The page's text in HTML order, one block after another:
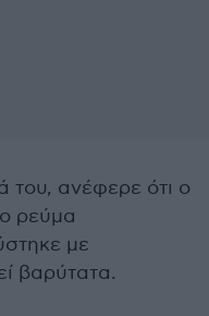
του, ανέφερε ότι ο
ρεύμα
με
βαρύτατα.